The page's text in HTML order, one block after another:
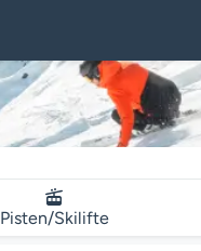
Pisten/Skilifte